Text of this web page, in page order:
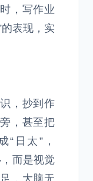
，写作业
表现，实
，抄到作
，甚至把
“日太”，
，而是视觉
，大脑无